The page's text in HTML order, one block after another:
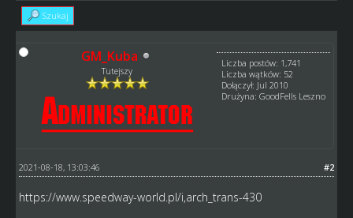
Szukaj
GM_Kuba
Tutejszy
Liczba postów: 1,741
Liczba wątków: 52
Dołączył: Jul 2010
Drużyna: GoodFells Leszno
#2
2021-08-18, 13:03:46
https://www.speedway-world.pl/i,arch_trans-430